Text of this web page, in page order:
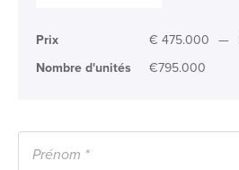
Prix € 475.000 —
Nombre d'unités
€795.000